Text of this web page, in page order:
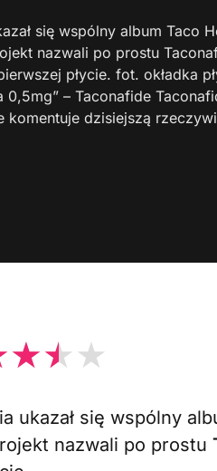
się wspólny album Taco
nazwali po prostu
płycie. fot. okładka
0,5mg” – Taconafide
komentuje dzisiejszą
ukazał się wspólny
nazwali po prostu